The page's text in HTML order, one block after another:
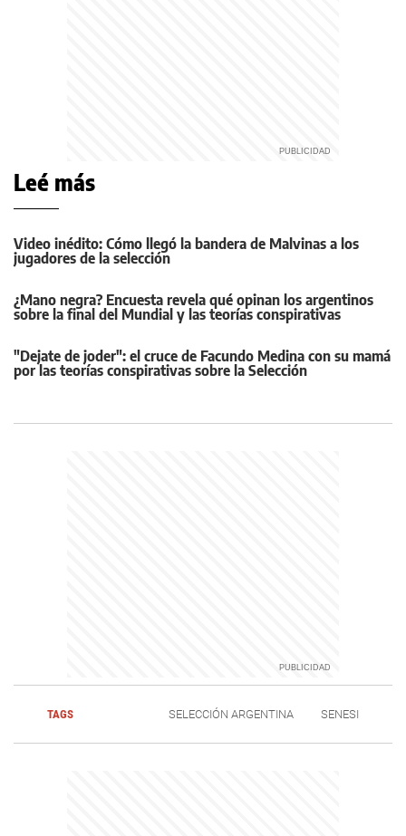
Leé más
Video inédito: Cómo llegó la bandera de Malvinas a los
jugadores de la selección
¿Mano negra? Encuesta revela qué opinan los argentinos
sobre la final del Mundial y las teorías conspirativas
"Dejate de joder": el cruce de Facundo Medina con su mamá
por las teorías conspirativas sobre la Selección
TAGS SELECCIÓN ARGENTINA SENESI